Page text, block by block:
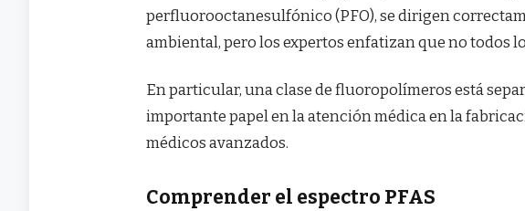
perfluorooctanesulfónico (PFO), se dirigen
ambiental, pero los expertos enfatizan que no todos
En particular, una clase de fluoropolímeros está
importante papel en la atención médica en la
médicos avanzados.
Comprender el espectro PFAS